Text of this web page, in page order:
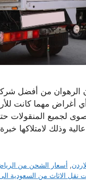
من أفضل
مهما كانت
لجميع
وذلك لامتلاكها
, أسعار الشحن من
نقل الاثاث من السعودية